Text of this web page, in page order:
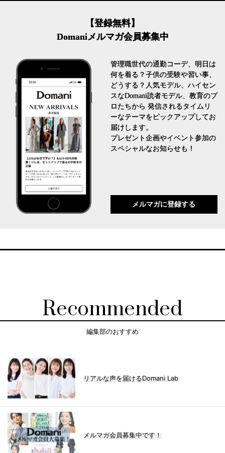
【登録無料】
Domaniメルマガ会員募集中
管理職世代の通勤コーデ、明日は
何を着る？子供の受験や習い事、
どうする？人気モデル、ハイセン
スなDomani読者モデル、教育のプ
ロたちから 発信されるタイムリ
ーなテーマをピックアップしてお
届けします。
プレゼント企画やイベント参加の
スペシャルなお知らせも！
メルマガに登録する
Recommended
編集部のおすすめ
リアルな声を届けるDomani Lab
メルマガ会員募集中です！